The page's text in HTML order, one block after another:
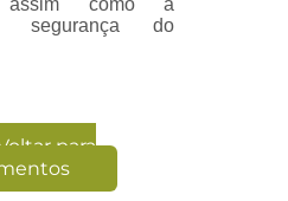
assim como a
segurança do
para